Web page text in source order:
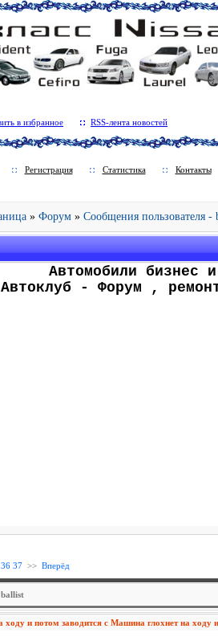
в избранное RSS-лента новостей
Регистрация Статистика Контакты
» Форум » Сообщения пользователя -
Автомобили бизнес
Автоклуб - Форум ,
36 37 >> Вперёд
ballist
и потом заводится с Машина глохнет на ходу